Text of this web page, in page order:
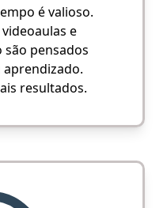
é valioso.
e
pensados
resultados.